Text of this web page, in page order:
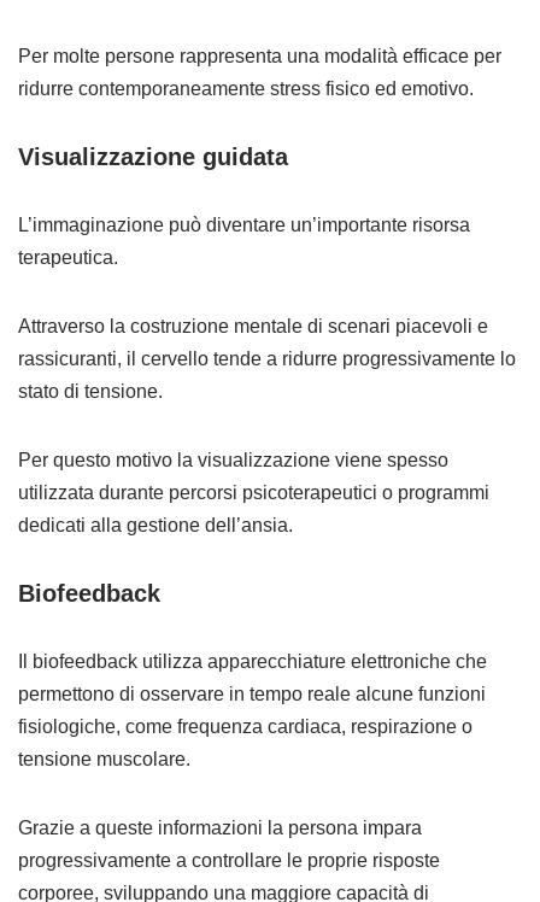
Per molte persone rappresenta una modalità efficace per
ridurre contemporaneamente stress fisico ed emotivo.
Visualizzazione guidata
L’immaginazione può diventare un’importante risorsa
terapeutica.
Attraverso la costruzione mentale di scenari piacevoli e
rassicuranti, il cervello tende a ridurre progressivamente lo
stato di tensione.
Per questo motivo la visualizzazione viene spesso
utilizzata durante percorsi psicoterapeutici o programmi
dedicati alla gestione dell’ansia.
Biofeedback
Il biofeedback utilizza apparecchiature elettroniche che
permettono di osservare in tempo reale alcune funzioni
fisiologiche, come frequenza cardiaca, respirazione o
tensione muscolare.
Grazie a queste informazioni la persona impara
progressivamente a controllare le proprie risposte
corporee, sviluppando una maggiore capacità di